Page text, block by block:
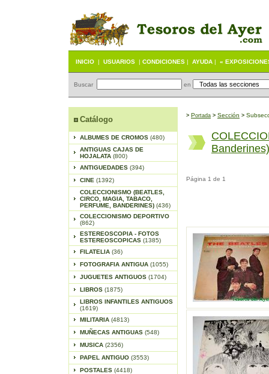
INICIO | USUARIOS | CONDICIONES | AYUDA | «
Buscar en
Catálogo
ALBUMES DE CROMOS (480)
ANTIGUAS CAJAS DE
HOJALATA (800)
ANTIGUEDADES (394)
CINE (1392)
COLECCIONISMO (BEATLES,
CIRCO, MAGIA, TABACO,
PERFUME, BANDERINES) (436)
COLECCIONISMO DEPORTIVO
(862)
ESTEREOSCOPIA - FOTOS
ESTEREOSCOPICAS (1385)
FILATELIA (36)
FOTOGRAFIA ANTIGUA (1055)
JUGUETES ANTIGUOS (1704)
LIBROS (1875)
LIBROS INFANTILES ANTIGUOS
(1619)
MILITARIA (4813)
MUÑECAS ANTIGUAS (548)
MUSICA (2356)
PAPEL ANTIGUO (3553)
POSTALES (4418)
> Portada > Sección >
Banderines)
Página 1 de 1